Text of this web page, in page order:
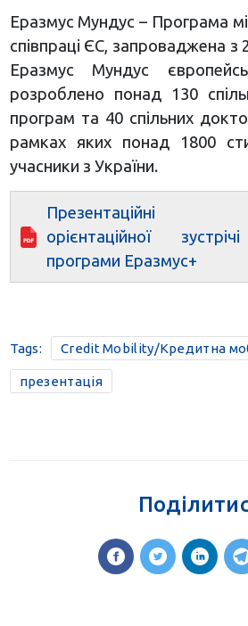
Еразмус Мундус – Програма
співпраці ЄС, запроваджена з
Еразмус Мундус
розроблено понад 130
програм та 40 спільних
рамках яких понад 1800
учасники з України.
Презентаційні
орієнтаційної
програми Еразмус+
Tags: Credit Mobility/Кредитна
презентація